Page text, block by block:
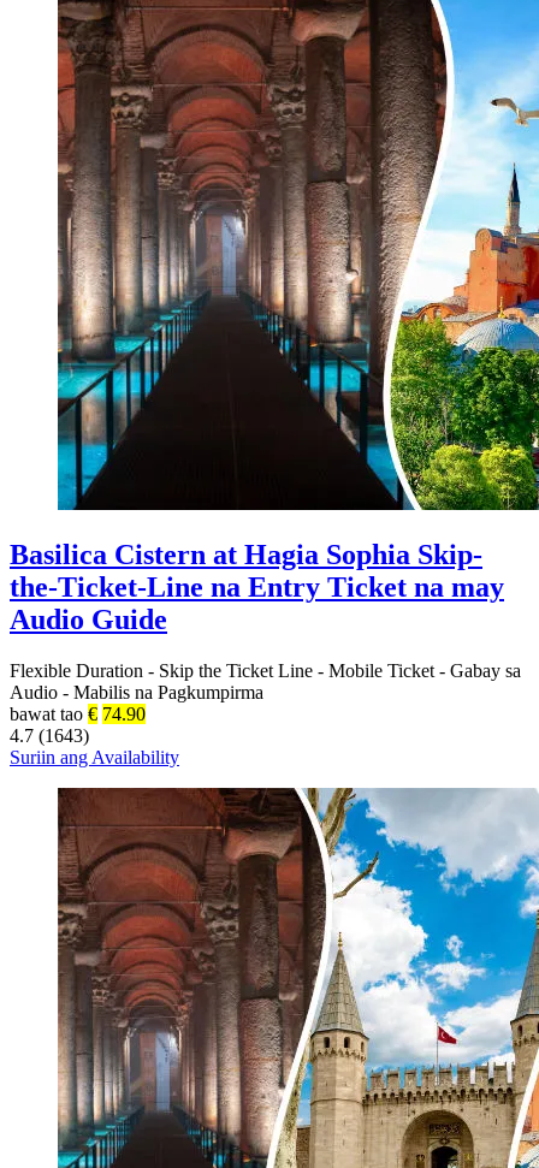
Basilica Cistern at Hagia Sophia Skip-
the-Ticket-Line na Entry Ticket na may
Audio Guide
Flexible Duration - Skip the Ticket Line - Mobile Ticket - Gabay sa
Audio - Mabilis na Pagkumpirma
bawat tao € 74.90
4.7 (1643)
Suriin ang Availability